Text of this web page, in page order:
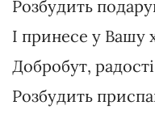
Розбудить
І принесе у Вашу
Добробут,
Розбудить